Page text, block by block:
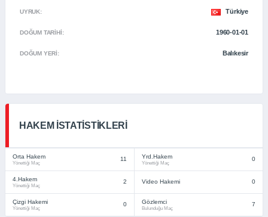
UYRUK: Türkiye
DOĞUM TARIHI: 1960-01-01
DOĞUM YERI: Balıkesir
HAKEM İSTATISTIKLERI
Orta Hakem
Yönettiği Maç
11 Yrd.Hakem
Yönettiği Maç
0
4.Hakem
Yönettiği Maç
2 Video Hakemi 0
Çizgi Hakemi
Yönettiği Maç
0 Gözlemci
Bulunduğu Maç
7